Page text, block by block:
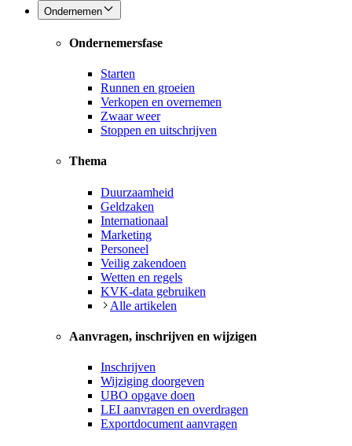
Ondernemen
Ondernemersfase
Starten
Runnen en groeien
Verkopen en overnemen
Zwaar weer
Stoppen en uitschrijven
Thema
Duurzaamheid
Geldzaken
Internationaal
Marketing
Personeel
Veilig zakendoen
Wetten en regels
KVK-data gebruiken
Alle artikelen
Aanvragen, inschrijven en wijzigen
Inschrijven
Wijziging doorgeven
UBO opgave doen
LEI aanvragen en overdragen
Exportdocument aanvragen